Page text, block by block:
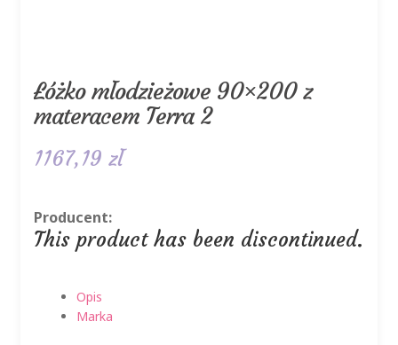
Łóżko młodzieżowe 90×200 z
materacem Terra 2
1167,19 zł
Producent:
This product has been discontinued.
Opis
Marka